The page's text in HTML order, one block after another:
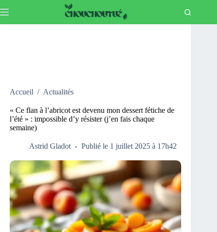
au
Accueil / Actualités
« Ce flan à l’abricot est devenu mon dessert fétiche de
l’été » : impossible d’y résister (j’en fais chaque
semaine)
Astrid Gladot Publié le 1 juillet 2025 à 17h42